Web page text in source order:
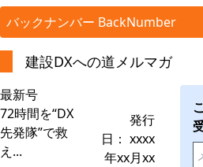
バックナンバー BackNumber
建設DXへの道メルマガ
最新号
72時間を“DX
先発隊”で救
え...
発行
日： xxxx
年xx月xx